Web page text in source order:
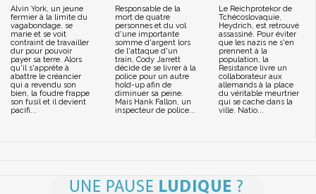
Alvin York, un jeune
fermier à la limite du
vagabondage, se
marie et se voit
contraint de travailler
dur pour pouvoir
payer sa terre. Alors
qu'il s'apprête à
abattre le créancier
qui a revendu son
bien, la foudre frappe
son fusil et il devient
pacifi...
Responsable de la
mort de quatre
personnes et du vol
d'une importante
somme d'argent lors
de l'attaque d'un
train, Cody Jarrett
décide de se livrer à la
police pour un autre
hold-up afin de
diminuer sa peine.
Mais Hank Fallon, un
inspecteur de police...
Le Reichprotekor de
Tchécoslovaquie,
Heydrich, est retrouvé
assassiné. Pour éviter
que les nazis ne s'en
prennent à la
population, la
Resistance livre un
collaborateur aux
allemands à la place
du véritable meurtrier
qui se cache dans la
ville. Natio...